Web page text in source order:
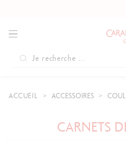
ACCUEIL ACCESSOIRES
CARNETS